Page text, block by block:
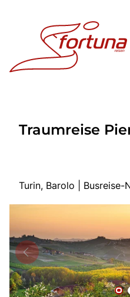
Highlights
Start
Busreisen
Bus mieten
Reisebüro
Traumreise
Turin, Barolo | Busreise-